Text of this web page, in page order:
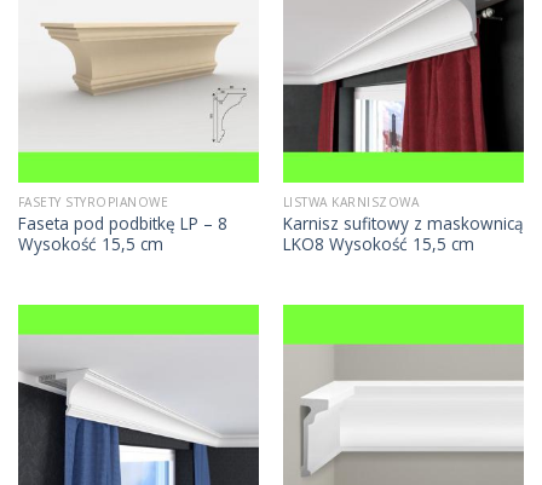
FASETY STYROPIANOWE
Faseta pod podbitkę LP – 8
Wysokość 15,5 cm
LISTWA KARNISZOWA
Karnisz sufitowy z maskownicą
LKO8 Wysokość 15,5 cm